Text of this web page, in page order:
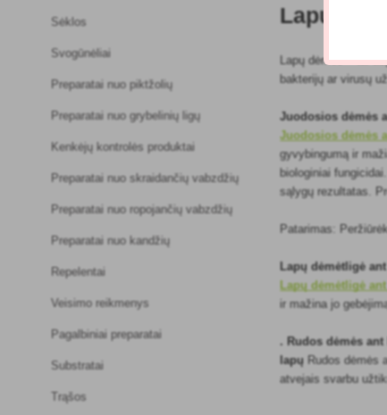
Sėklos
Svogūnėliai
Preparatai nuo piktžolių
Preparatai nuo grybelinių ligų
Kenkėjų kontrolės produktai
Preparatai nuo skraidančių vabzdžių
Preparatai nuo ropojančių vabzdžių
Preparatai nuo kandžių
Repelentai
Veisimo reikmenys
Pagalbiniai preparatai
Substratai
Trąšos
Lapų
Lapų dėmės – tai
bakterijų ar virusų
Juodosios dėmės
Juodosios dėmės
gyvybingumą ir
biologiniai
sąlygų rezultatas.
Patarimas:
Lapų dėmėtligė
Lapų dėmėtligė
ir mažina jo
. Rudos dėmės
lapų Rudos dėmės
atvejais svarbu